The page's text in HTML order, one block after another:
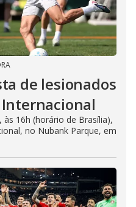
de lesionados
16h (horário de Brasília),
no Nubank Parque, em